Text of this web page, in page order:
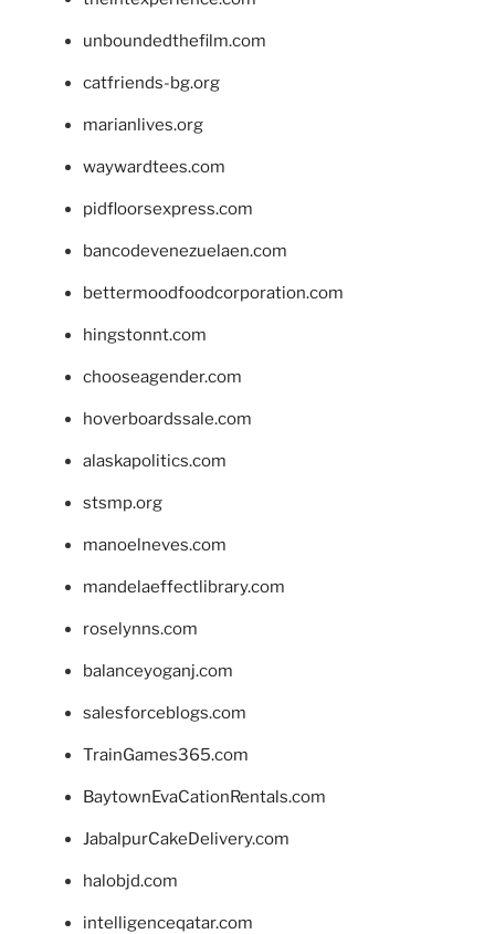
unboundedthefilm.com
catfriends-bg.org
marianlives.org
waywardtees.com
pidfloorsexpress.com
bancodevenezuelaen.com
bettermoodfoodcorporation.com
hingstonnt.com
chooseagender.com
hoverboardssale.com
alaskapolitics.com
stsmp.org
manoelneves.com
mandelaeffectlibrary.com
roselynns.com
balanceyoganj.com
salesforceblogs.com
TrainGames365.com
BaytownEvaCationRentals.com
JabalpurCakeDelivery.com
halobjd.com
intelligenceqatar.com